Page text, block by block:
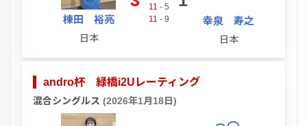
棟田 裕亮
日本
11 - 5
11 - 9 幸泉 寿之
日本
andro杯 緑橋i2Uレーティング
混合シングルス (2026年1月18日)